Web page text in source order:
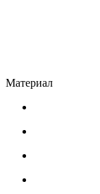
Материал